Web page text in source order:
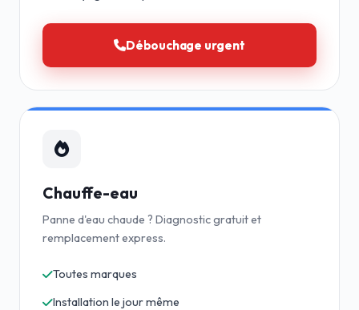
Débouchage urgent
Chauffe-eau
Panne d'eau chaude ? Diagnostic gratuit et
remplacement express.
Toutes marques
Installation le jour même